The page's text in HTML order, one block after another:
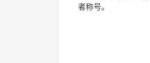
者称号。